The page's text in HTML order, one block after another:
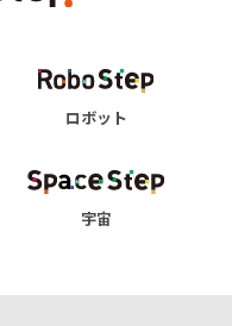
ロボット
宇宙